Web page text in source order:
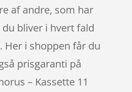
af andre, som har
bliver i hvert fald
Her i shoppen får du
prisgaranti på
– Kassette 11